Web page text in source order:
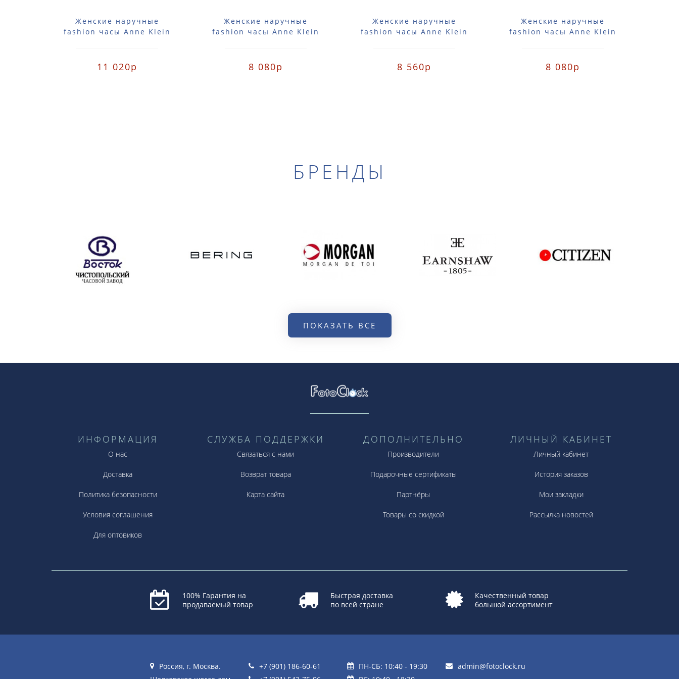
Женские наручные
fashion часы Anne Klein
11 020р
Женские наручные
fashion часы Anne Klein
8 080р
Женские наручные
fashion часы Anne Klein
8 560р
Женские наручные
fashion часы Anne Klein
8 080р
БРЕНДЫ
ПОКАЗАТЬ ВСЕ
ИНФОРМАЦИЯ
О нас
Доставка
Политика безопасности
Условия соглашения
Для оптовиков
СЛУЖБА ПОДДЕРЖКИ
Связаться с нами
Возврат товара
Карта сайта
ДОПОЛНИТЕЛЬНО
Производители
Подарочные сертификаты
Партнёры
Товары со скидкой
ЛИЧНЫЙ КАБИНЕТ
Личный кабинет
История заказов
Мои закладки
Рассылка новостей
100% Гарантия на
продаваемый товар
Быстрая доставка
по всей стране
Качественный товар
большой ассортимент
Россия, г. Москва.
+7 (901) 186-60-61
ПН-СБ: 10:40 - 19:30
admin@fotoclock.ru